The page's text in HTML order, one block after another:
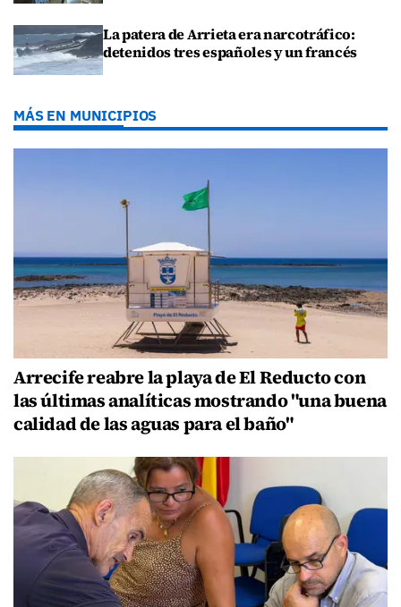
La patera de Arrieta era narcotráfico:
detenidos tres españoles y un francés
MÁS EN MUNICIPIOS
Arrecife reabre la playa de El Reducto con
las últimas analíticas mostrando "una buena
calidad de las aguas para el baño"